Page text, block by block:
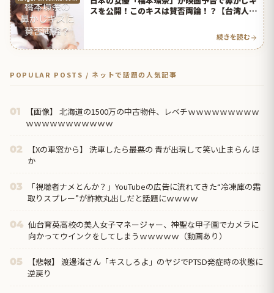
スを公開！このキスは賛否両論！？【台湾人の
続きを読む
POPULAR POSTS / ネットで話題の人気記事
01
【画像】 北海道の1500万の中古物件、レベチｗｗｗｗｗｗｗｗｗ
ｗｗｗｗｗｗｗｗｗｗｗ
02
【Xの車窓から】 洗車したら最悪の 青が出現して笑い止まらん ほ
か
03
「視聴者ナメとんか？」YouTubeの広告に流れてきた“冷凍庫の霜
取りスプレー”が詐欺丸出しだと話題にｗｗｗｗ
04 仙台育英高校の美人女子マネージャー、神聖な甲子園でカメラに
向かってウインクをしてしまうｗｗｗｗｗ（動画あり）
05
【悲報】 渡邊渚さん「キスしろよ」のヤジでPTSD発症時の状態に
逆戻り